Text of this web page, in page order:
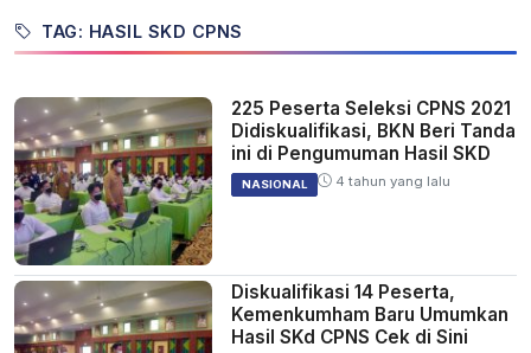
TAG: HASIL SKD CPNS
225 Peserta Seleksi CPNS 2021
Didiskualifikasi, BKN Beri Tanda
ini di Pengumuman Hasil SKD
NASIONAL 4 tahun yang lalu
Diskualifikasi 14 Peserta,
Kemenkumham Baru Umumkan
Hasil SKd CPNS Cek di Sini